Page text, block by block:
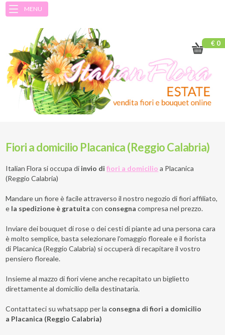
MENU
€ 0
Fiori a domicilio Placanica (Reggio Calabria)
Italian Flora si occupa di invio difiori a domicilio a Placanica
(Reggio Calabria)
Mandare un fiore è facile attraverso il nostro negozio di fiori affiliato,
e la spedizione è gratuita con consegna compresa nel prezzo.
Inviare dei bouquet di rose o dei cesti di piante ad una persona cara
è molto semplice, basta selezionare l'omaggio floreale e il fiorista
di Placanica (Reggio Calabria) si occuperà di recapitare il vostro
pensiero floreale.
Insieme al mazzo di fiori viene anche recapitato un biglietto
direttamente al domicilio della destinataria.
Contattateci su whatsapp per la consegna di fiori a domicilio
a Placanica (Reggio Calabria)